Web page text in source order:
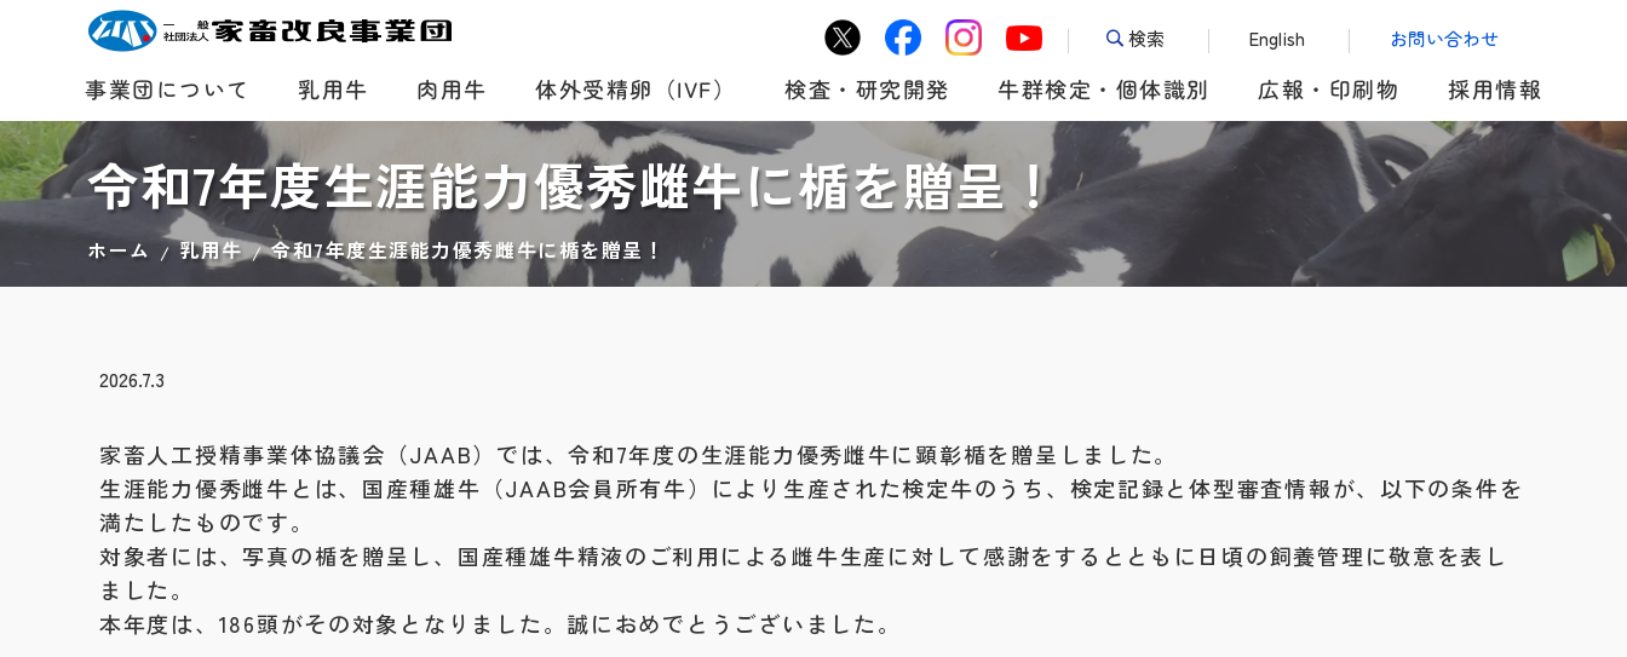
検索 English お問い合わせ
事業団について 乳用牛 肉用牛 体外受精卵（IVF） 検査・研究開発 牛群検定・個体識別 広報・印刷物 採用情報
令和7年度生涯能力優秀雌牛に楯を贈呈！
ホーム 乳用牛 令和7年度生涯能力優秀雌牛に楯を贈呈！
2026.7.3
家畜人工授精事業体協議会（JAAB）では、令和7年度の生涯能力優秀雌牛に顕彰楯を贈呈しました。
生涯能力優秀雌牛とは、国産種雄牛（JAAB会員所有牛）により生産された検定牛のうち、検定記録と体型審査情報が、以下の条件を
満たしたものです。
対象者には、写真の楯を贈呈し、国産種雄牛精液のご利用による雌牛生産に対して感謝をするとともに日頃の飼養管理に敬意を表し
ました。
本年度は、186頭がその対象となりました。誠におめでとうございました。